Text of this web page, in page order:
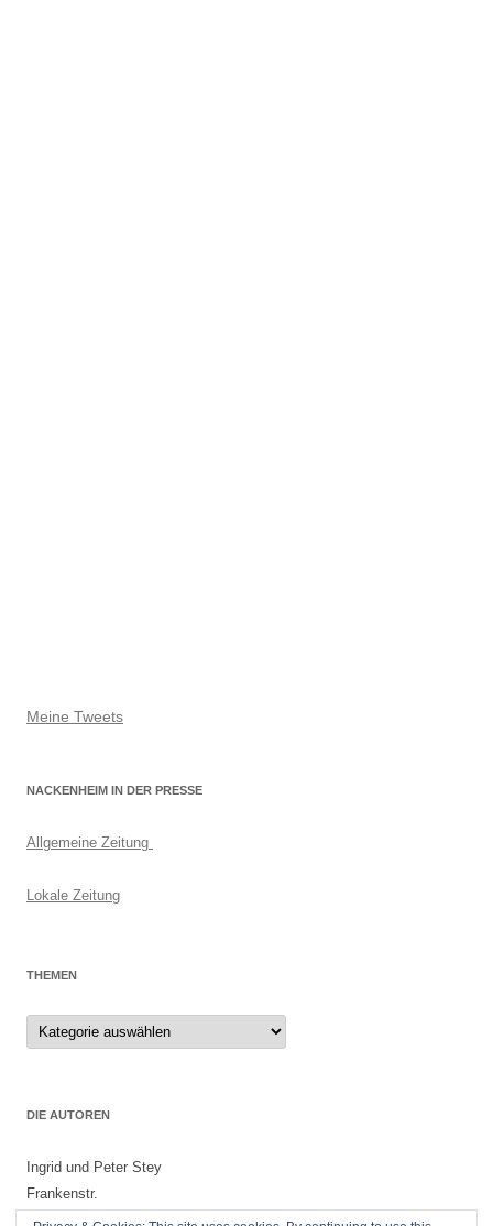
Meine Tweets
NACKENHEIM IN DER PRESSE
Allgemeine Zeitung
Lokale Zeitung
THEMEN
Themen
DIE AUTOREN
Ingrid und Peter Stey
Frankenstr.
55299 Nackenheim